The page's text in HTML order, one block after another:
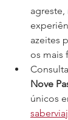
azeites
os mais
Nove
únicos